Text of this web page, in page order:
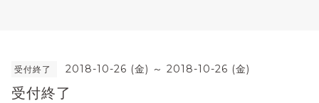
受付終了 2018-10-26 (金) ～ 2018-10-26 (金)
受付終了